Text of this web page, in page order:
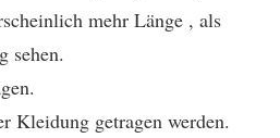
mehr Länge , als
sehen.
Kleidung getragen werden.